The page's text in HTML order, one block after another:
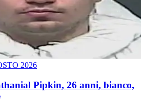
2026
Pipkin, 26 anni, bianco,